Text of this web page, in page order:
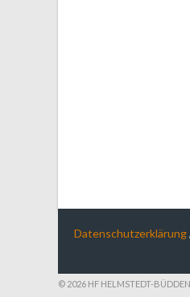
Datenschutzerklärung
© 2026 HF HELMSTEDT-